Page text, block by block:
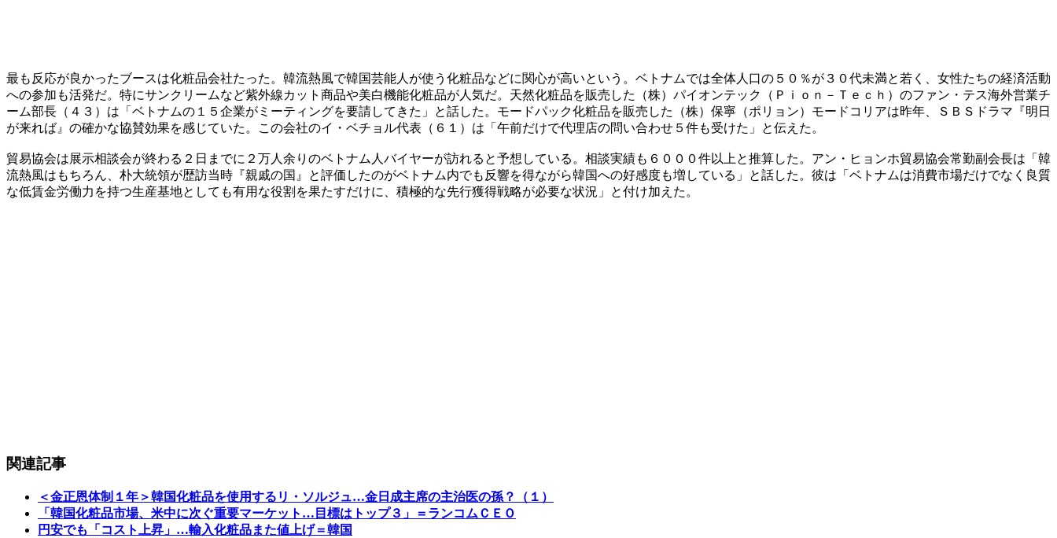
最も反応が良かったブースは化粧品会社たった。韓流熱風で韓国芸能人が使う化粧品などに関心が高いという。ベトナムでは全体人口の５０％が３０代未満と若く、女性たちの経済活動
への参加も活発だ。特にサンクリームなど紫外線カット商品や美白機能化粧品が人気だ。天然化粧品を販売した（株）パイオンテック（Ｐｉｏｎ－Ｔｅｃｈ）のファン・テス海外営業チ
ーム部長（４３）は「ベトナムの１５企業がミーティングを要請してきた」と話した。モードパック化粧品を販売した（株）保寧（ポリョン）モードコリアは昨年、ＳＢＳドラマ『明日
が来れば』の確かな協賛効果を感じていた。この会社のイ・ベチョル代表（６１）は「午前だけで代理店の問い合わせ５件も受けた」と伝えた。
貿易協会は展示相談会が終わる２日までに２万人余りのベトナム人バイヤーが訪れると予想している。相談実績も６０００件以上と推算した。アン・ヒョンホ貿易協会常勤副会長は「韓
流熱風はもちろん、朴大統領が歴訪当時『親戚の国』と評価したのがベトナム内でも反響を得ながら韓国への好感度も増している」と話した。彼は「ベトナムは消費市場だけでなく良質
な低賃金労働力を持つ生産基地としても有用な役割を果たすだけに、積極的な先行獲得戦略が必要な状況」と付け加えた。
関連記事
＜金正恩体制１年＞韓国化粧品を使用するリ・ソルジュ…金日成主席の主治医の孫？（１）
「韓国化粧品市場、米中に次ぐ重要マーケット…目標はトップ３」＝ランコムＣＥＯ
円安でも「コスト上昇」…輸入化粧品また値上げ＝韓国